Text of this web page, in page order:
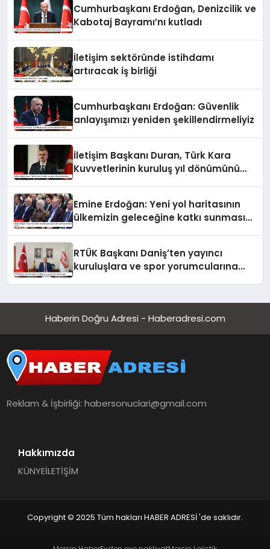
Cumhurbaşkanı Erdoğan, Denizcilik ve
Kabotaj Bayramı’nı kutladı
İletişim sektöründe istihdamı
artıracak iş birliği
Cumhurbaşkanı Erdoğan: Güvenlik
anlayışımızı yeniden şekillendirmeliyiz
İletişim Başkanı Duran, Türk Kara
Kuvvetlerinin kuruluş yıl dönümünü
Emine Erdoğan: Yeni yol haritasının
ülkemizin geleceğine katkı sunmasını
RTÜK Başkanı Daniş’ten yayıncı
kuruluşlara ve spor yorumcularına
Haberin Doğru Adresi - Haberadresi.com
Reklam & İşbirliği:habersonuclari@gmail.com
Hakkımızda
KÜNYEİLETİŞİM
Copyright © 2025 Tüm hakları HABER ADRESİ 'de saklıdır.